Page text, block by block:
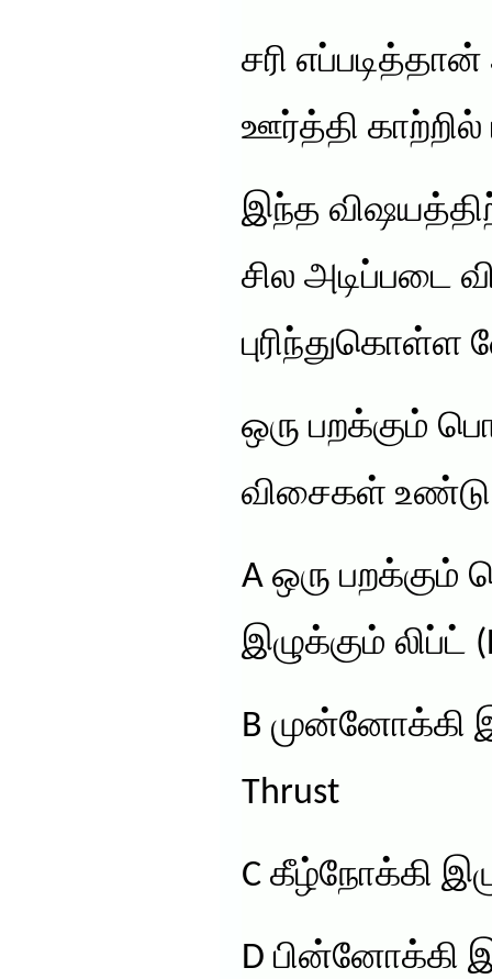
சரி
ஊர்த்தி காற்றில்
இந்த
சில அடிப்படை
புரிந்துகொள்ள
ஒரு பறக்கும்
விசைகள் உண்டு
A ஒரு
இழுக்கும் லிப்ட்
B முன்னோக்கி
Thrust
C கீழ்நோக்கி
D பின்னோக்கி